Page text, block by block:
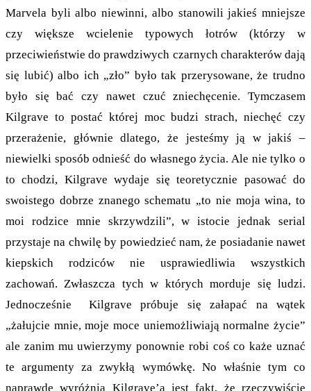
Marvela byli albo niewinni, albo stanowili jakieś mniejsze
czy większe wcielenie typowych łotrów (którzy w
przeciwieństwie do prawdziwych czarnych charakterów dają
się lubić) albo ich „zło” było tak przerysowane, że trudno
było się bać czy nawet czuć zniechęcenie. Tymczasem
Kilgrave to postać której moc budzi strach, niechęć czy
przerażenie, głównie dlatego, że jesteśmy ją w jakiś –
niewielki sposób odnieść do własnego życia. Ale nie tylko o
to chodzi, Kilgrave wydaje się teoretycznie pasować do
swoistego dobrze znanego schematu „to nie moja wina, to
moi rodzice mnie skrzywdzili”, w istocie jednak serial
przystaje na chwilę by powiedzieć nam, że posiadanie nawet
kiepskich rodziców nie usprawiedliwia wszystkich
zachowań. Zwłaszcza tych w których morduje się ludzi.
Jednocześnie Kilgrave próbuje się załapać na wątek
„żałujcie mnie, moje moce uniemożliwiają normalne życie”
ale zanim mu uwierzymy ponownie robi coś co każe uznać
te argumenty za zwykłą wymówkę. No właśnie tym co
naprawdę wyróżnia Kilgrave’a jest fakt, że rzeczywiście